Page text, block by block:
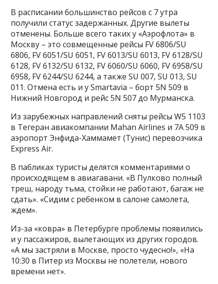
В расписании большинство рейсов с 7 утра
получили статус задержанных. Другие вылеты
отменены. Больше всего таких у «Аэрофлота» в
Москву – это совмещенные рейсы FV 6806/SU
6806, FV 6051/SU 6051, FV 6013/SU 6013, FV 6128/SU
6128, FV 6132/SU 6132, FV 6060/SU 6060, FV 6958/SU
6958, FV 6244/SU 6244, а также SU 007, SU 013, SU
011. Отмена есть и у Smartavia – борт 5N 509 в
Нижний Новгород и рейс 5N 507 до Мурманска.
Из зарубежных направлений сняты рейсы W5 1103
в Тегеран авиакомпании Mahan Airlines и 7A 509 в
аэропорт Энфида-Хаммамет (Тунис) перевозчика
Express Air.
В пабликах туристы делятся комментариями о
происходящем в авиагавани. «В Пулково полный
треш, народу тьма, стойки не работают, багаж не
сдать». «Сидим с ребенком в салоне самолета,
ждем».
Из-за «ковра» в Петербурге проблемы появились
и у пассажиров, вылетающих из других городов.
«А мы застряли в Москве, просто чудесно!», «На
10:30 в Питер из Москвы не полетели, нового
времени нет».